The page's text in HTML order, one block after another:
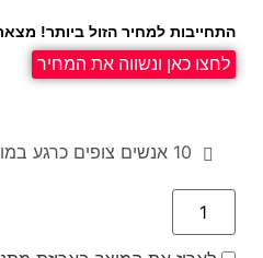
התחייבות למחיר הזול ביותר!
לחצו כאן ונשווה את המחיר
10 אנשים צופים כרגע